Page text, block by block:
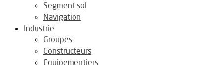
Segment sol
Navigation
Industrie
Groupes
Constructeurs
Equipementiers